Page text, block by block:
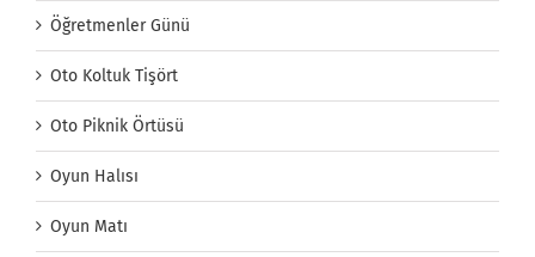
Öğretmenler Günü
Oto Koltuk Tişört
Oto Piknik Örtüsü
Oyun Halısı
Oyun Matı